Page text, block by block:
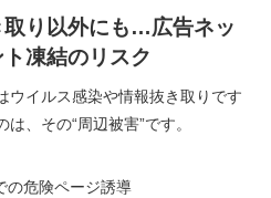
取り以外にも…広告ネッ
凍結のリスク
ウイルス感染や情報抜き取りです
、その“周辺被害”です。
の危険ページ誘導